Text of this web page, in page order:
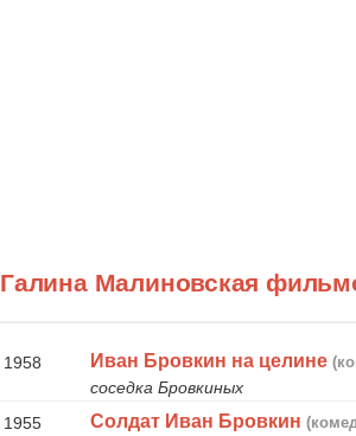
Галина Малиновская
1958 Иван Бровкин на целине
соседка Бровкиных
1955
Солдат Иван Бровкин